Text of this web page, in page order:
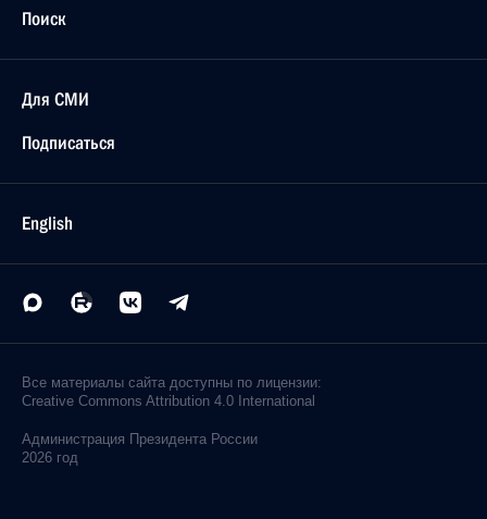
Поиск
Для СМИ
Подписаться
English
Все материалы сайта доступны по лицензии:
Creative Commons Attribution 4.0 International
Администрация Президента России
2026 год